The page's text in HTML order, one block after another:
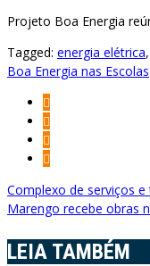
Projeto Boa Energia
Tagged: energia elétrica,
Boa Energia nas Escolas
Navegação
de
Post
Complexo de serviços
Marengo recebe obras
LEIA TAMBÉM